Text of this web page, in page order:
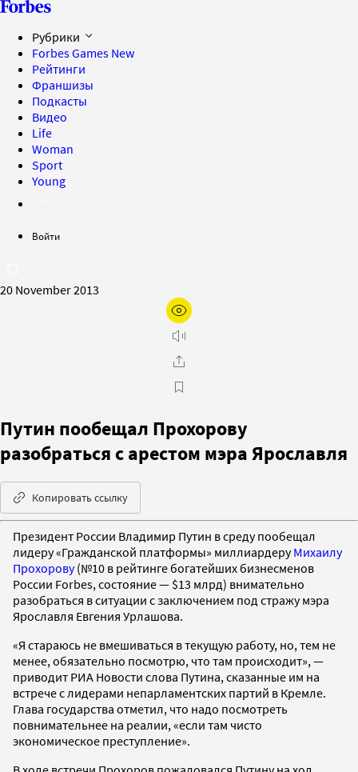
Рубрики
Forbes Games New
Рейтинги
Франшизы
Подкасты
Видео
Life
Woman
Sport
Young
Войти
20 November 2013
Путин пообещал Прохорову
разобраться с арестом мэра Ярославля
Копировать ссылку
Президент России Владимир Путин в среду пообещал
лидеру «Гражданской платформы» миллиардеруМихаилу
Прохорову(№10 в рейтинге богатейших бизнесменов
России Forbes, состояние — $13 млрд) внимательно
разобраться в ситуации с заключением под стражу мэра
Ярославля Евгения Урлашова.
«Я стараюсь не вмешиваться в текущую работу, но, тем не
менее, обязательно посмотрю, что там происходит», —
приводит РИА Новости слова Путина, сказанные им на
встрече с лидерами непарламентских партий в Кремле.
Глава государства отметил, что надо посмотреть
повнимательнее на реалии, «если там чисто
экономическое преступление».